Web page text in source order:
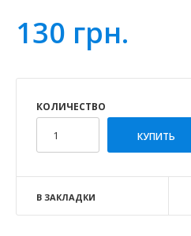
130 грн.
КОЛИЧЕСТВО
В ЗАКЛАДКИ